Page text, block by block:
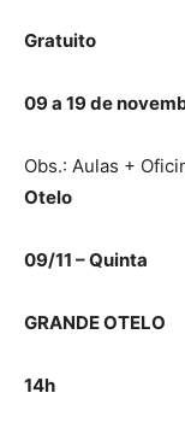
Gratuito
09 a 19 de
Obs.: Aulas +
Otelo
09/11 – Quinta
GRANDE OTELO
14h